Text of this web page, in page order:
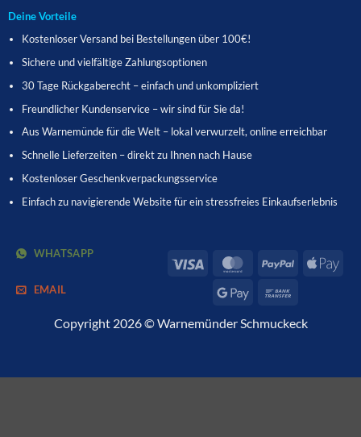
Deine Vorteile
Kostenloser Versand bei Bestellungen über 100€!
Sichere und vielfältige Zahlungsoptionen
30 Tage Rückgaberecht – einfach und unkompliziert
Freundlicher Kundenservice – wir sind für Sie da!
Aus Warnemünde für die Welt – lokal verwurzelt, online erreichbar
Schnelle Lieferzeiten – direkt zu Ihnen nach Hause
Kostenloser Geschenkverpackungsservice
Einfach zu navigierende Website für ein stressfreies Einkaufserlebnis
WHATSAPP
EMAIL
Copyright 2026 © Warnemünder Schmuckeck
Visa MasterCard
PayPal
Google